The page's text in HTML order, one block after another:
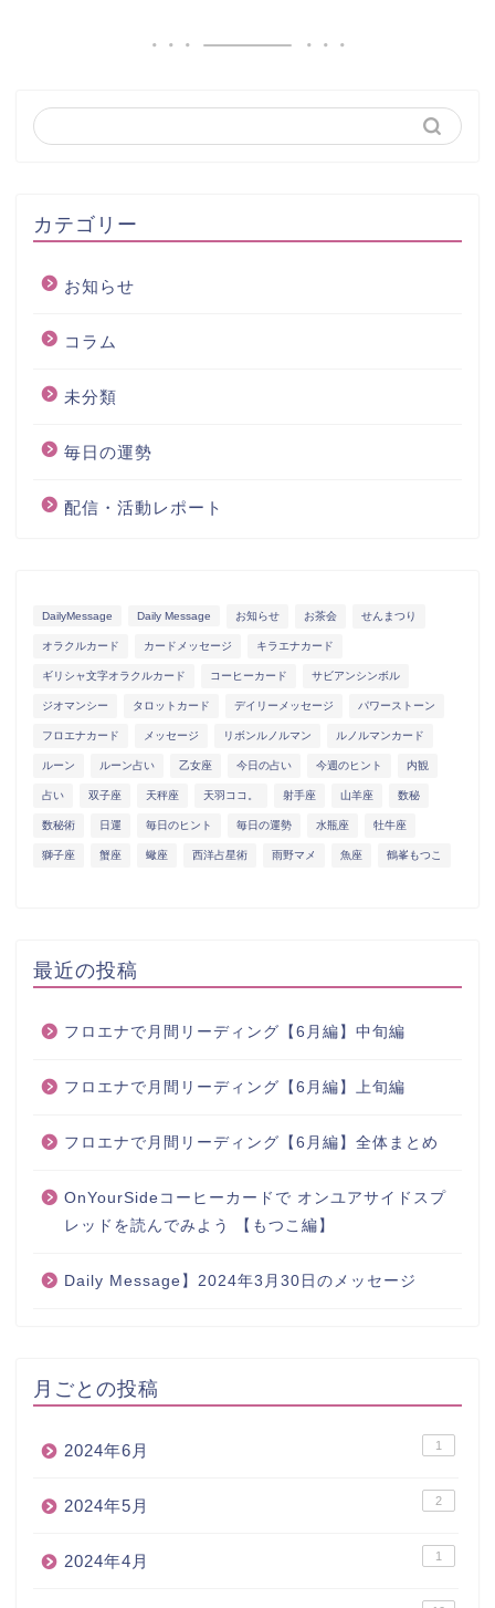
カテゴリー
お知らせ
コラム
未分類
毎日の運勢
配信・活動レポート
DailyMessage Daily Message お知らせ お茶会 せんまつり
オラクルカード カードメッセージ キラエナカード
ギリシャ文字オラクルカード コーヒーカード サビアンシンボル
ジオマンシー タロットカード デイリーメッセージ パワーストーン
フロエナカード メッセージ リボンルノルマン ルノルマンカード
ルーン ルーン占い 乙女座 今日の占い 今週のヒント 内観
占い 双子座 天秤座 天羽ココ。 射手座 山羊座 数秘
数秘術 日運 毎日のヒント 毎日の運勢 水瓶座 牡牛座
獅子座 蟹座 蠍座 西洋占星術 雨野マメ 魚座 鶴峯もつこ
最近の投稿
フロエナで月間リーディング【6月編】中旬編
フロエナで月間リーディング【6月編】上旬編
フロエナで月間リーディング【6月編】全体まとめ
OnYourSideコーヒーカードで オンユアサイドスプ
レッドを読んでみよう 【もつこ編】
Daily Message】2024年3月30日のメッセージ
月ごとの投稿
2024年6月 1
2024年5月 2
2024年4月 1